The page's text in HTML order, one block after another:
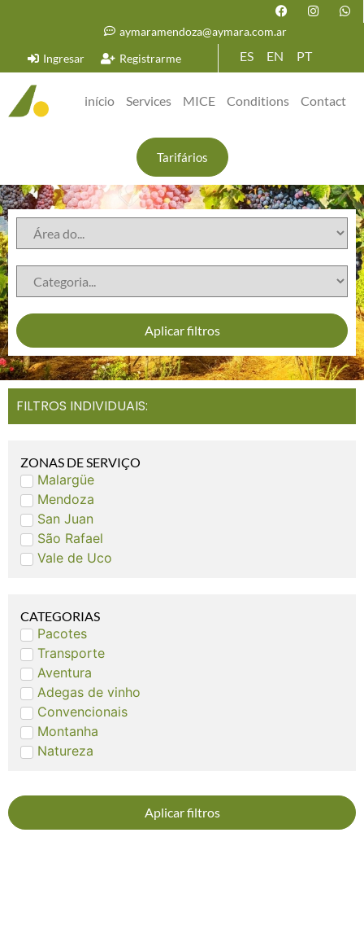
aymaramendoza@aymara.com.ar
Ingresar
Registrarme ES EN PT
início Services MICE Conditions Contact
Tarifários
Aplicar filtros
FILTROS INDIVIDUAIS:
ZONAS DE SERVIÇO
Malargüe
Mendoza
San Juan
São Rafael
Vale de Uco
CATEGORIAS
Pacotes
Transporte
Aventura
Adegas de vinho
Convencionais
Montanha
Natureza
Aplicar filtros